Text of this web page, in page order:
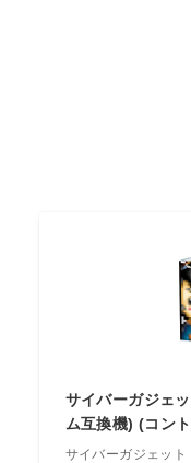
サイバーガジェ
ム互換機) (コン
サイバーガジェット